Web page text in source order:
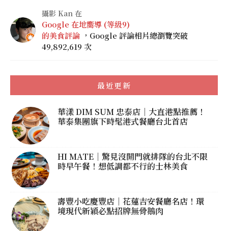
攝影 Kan 在
Google 在地嚮導 (等級9)
的美食評論 ，Google 評論相片總瀏覽突破
49,892,619 次
最近更新
華漾 DIM SUM 忠泰店｜大直港點推薦！
華泰集團旗下時髦港式餐廳台北首店
HI MATE｜驚見沒開門就排隊的台北不限
時早午餐！想低調都不行的士林美食
壽豐小吃慶豐店｜花蓮吉安餐廳名店！環
境現代新穎必點招牌無骨鵝肉